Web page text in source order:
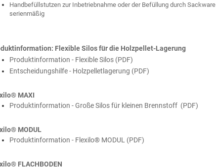
Handbefüllstutzen zur Inbetriebnahme oder der Befüllung durch Sackware
serienmäßig
Flexible Silos für die Holzpellet-Lagerung
Produktinformation - Flexible Silos (PDF)
Entscheidungshilfe - Holzpelletlagerung (PDF)
MAXI
Produktinformation - Große Silos für kleinen Brennstoff (PDF)
MODUL
Produktinformation - Flexilo® MODUL (PDF)
FLACHBODEN